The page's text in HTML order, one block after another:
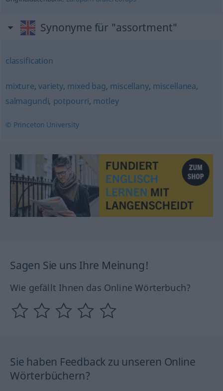
Synonyme für "assortment"
classification
mixture,variety, mixed bag, miscellany, miscellanea,
salmagundi, potpourri, motley
© Princeton University
Sagen Sie uns Ihre Meinung!
Wie gefällt Ihnen das Online Wörterbuch?
Sie haben Feedback zu unseren Online
Wörterbüchern?